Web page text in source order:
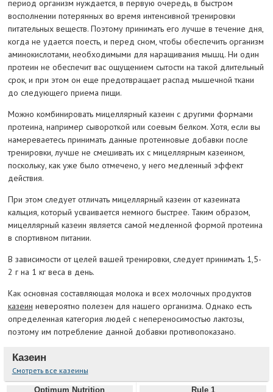
период организм нуждается, в первую очередь, в быстром
восполнении потерянных во время интенсивной тренировки
питательных веществ. Поэтому принимать его лучше в течение дня,
когда не удается поесть, и перед сном, чтобы обеспечить организм
аминокислотами, необходимыми для наращивания мышц. Ни один
протеин не обеспечит вас ощущением сытости на такой длительный
срок, и при этом он еще предотвращает распад мышечной ткани
до следующего приема пищи.
Можно комбинировать мицеллярный казеин с другими формами
протеина, например сывороткой или соевым белком. Хотя, если вы
намереваетесь принимать данные протеиновые добавки после
тренировки, лучше не смешивать их с мицеллярным казеином,
поскольку, как уже было отмечено, у него медленный эффект
действия.
При этом следует отличать мицеллярный казеин от казеината
кальция, который усваивается немного быстрее. Таким образом,
мицеллярный казеин является самой медленной формой протеина
в спортивном питании.
В зависимости от целей вашей тренировки, следует принимать 1,5-
2 г на 1 кг веса в день.
Как основная составляющая молока и всех молочных продуктов
казеин невероятно полезен для нашего организма. Однако есть
определенная категория людей с непереносимостью лактозы,
поэтому им потребление данной добавки противопоказано.
Казеин
Смотреть все казеины
Optimum Nutrition Rule 1